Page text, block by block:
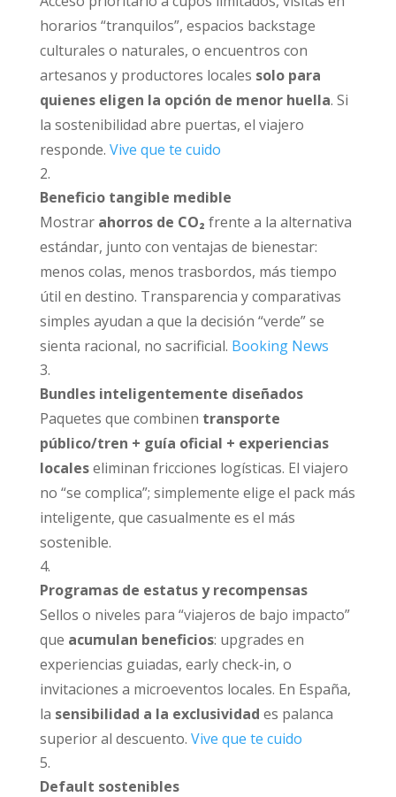
horarios “tranquilos”, espacios backstage
culturales o naturales, o encuentros con
artesanos y productores locales solo para
quienes eligen la opción de menor huella. Si
la sostenibilidad abre puertas, el viajero
responde. Vive que te cuido
Beneficio tangible medible
Mostrar ahorros de CO₂ frente a la alternativa
estándar, junto con ventajas de bienestar:
menos colas, menos trasbordos, más tiempo
útil en destino. Transparencia y comparativas
simples ayudan a que la decisión “verde” se
sienta racional, no sacrificial. Booking News
Bundles inteligentemente diseñados
Paquetes que combinen transporte
público/tren + guía oficial + experiencias
localeseliminan fricciones logísticas. El viajero
no “se complica”; simplemente elige el pack más
inteligente, que casualmente es el más
sostenible.
Programas de estatus y recompensas
Sellos o niveles para “viajeros de bajo impacto”
que acumulan beneficios: upgrades en
experiencias guiadas, early check‑in, o
invitaciones a microeventos locales. En España,
la sensibilidad a la exclusividad es palanca
superior al descuento. Vive que te cuido
Default sostenibles